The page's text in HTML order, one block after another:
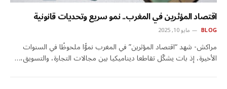
اقتصاد المؤثرين في المغرب.. نمو سريع وتحديات قانونية
BLOG مايو 10, 2025
مراكش- شهد “اقتصاد المؤثرين” في المغرب نموًّا ملحوظًا في السنوات
الأخيرة، إذ بات يشكّل تقاطعا ديناميكيا بين مجالات التجارة، والتسويق،…